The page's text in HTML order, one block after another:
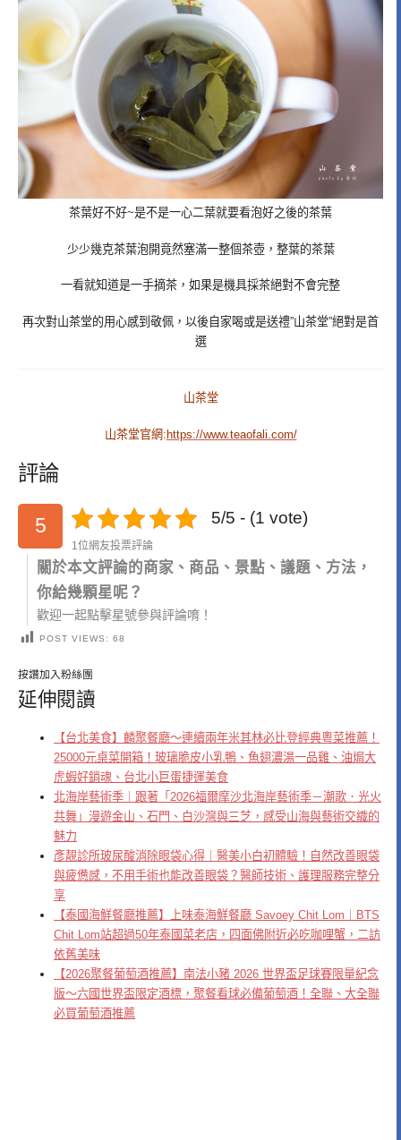
茶葉好不好~是不是一心二葉就要看泡好之後的茶葉
少少幾克茶葉泡開竟然塞滿一整個茶壺，整葉的茶葉
一看就知道是一手摘茶，如果是機具採茶絕對不會完整
再次對山茶堂的用心感到敬佩，以後自家喝或是送禮”山茶堂”絕對是首
選
山茶堂
山茶堂官網:https://www.teaofali.com/
評論
5 5/5 - (1 vote)
1位網友投票評論
關於本文評論的商家、商品、景點、議題、方法，
你給幾顆星呢？
歡迎一起點擊星號參與評論唷！
POST VIEWS: 68
按讚加入粉絲團
延伸閱讀
【台北美食】麟聚餐廳～連續兩年米其林必比登經典粵菜推薦！
25000元桌菜開箱！玻璃脆皮小乳鴨、魚翅濃湯一品雞、油焗大
虎蝦好銷魂、台北小巨蛋捷運美食
北海岸藝術季｜跟著「2026福爾摩沙北海岸藝術季－潮歌．光火
共舞」漫遊金山、石門、白沙灣與三芝，感受山海與藝術交織的
魅力
彥靚診所玻尿酸消除眼袋心得｜醫美小白初體驗！自然改善眼袋
與疲憊感，不用手術也能改善眼袋？醫師技術、護理服務完整分
享
【泰國海鮮餐廳推薦】上味泰海鮮餐廳 Savoey Chit Lom｜BTS
Chit Lom站超過50年泰國菜老店，四面佛附近必吃咖哩蟹，二訪
依舊美味
【2026聚餐葡萄酒推薦】南法小豬 2026 世界盃足球賽限量紀念
版～六國世界盃限定酒標，聚餐看球必備葡萄酒！全聯、大全聯
必買葡萄酒推薦